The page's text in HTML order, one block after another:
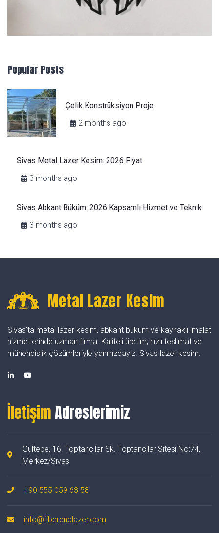
Popular Posts
Çelik Konstrüksiyon Proje
2 months ago
Sivas Metal Lazer Kesim: 2026 Fiyat
3 months ago
Sivas Abkant Büküm: 2026 Kapsamlı Hizmet ve Teknik
3 months ago
Metal Lazer Kesim
Sivas'ta metal lazer kesim, abkant büküm ve kaynaklı imalat
hizmetlerinde uzman firma. Kaliteli üretim, hızlı teslimat ve
mühendislik çözümleriyle yanınızdayız. Sivas lazer kesim.
İletişimAdreslerimiz
Gültepe, 16. Toptancılar Sk. Toptancılar Sitesi No:74,
Merkez/Sivas
+90 555 059 63 58
info@fibercnclazer.com